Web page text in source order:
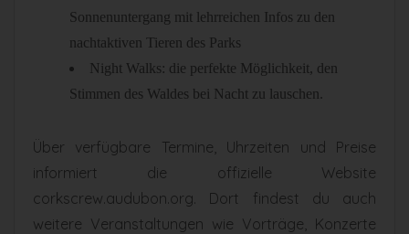
Sonnenuntergang mit lehrreichen Infos zu den
nachtaktiven Tieren des Parks
Night Walks: die perfekte Möglichkeit, den
Stimmen des Waldes bei Nacht zu lauschen.
Über verfügbare Termine, Uhrzeiten und Preise
informiert die offizielle Website
corkscrew.audubon.org. Dort findest du auch
weitere Veranstaltungen wie Vorträge, Konzerte